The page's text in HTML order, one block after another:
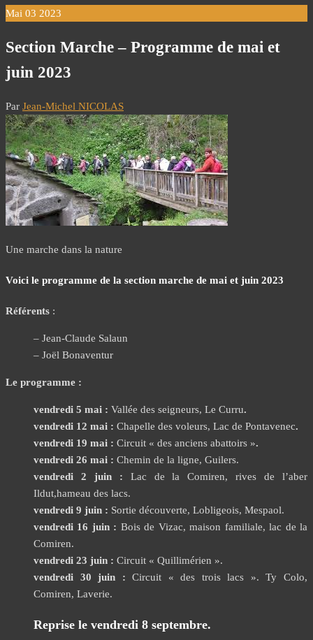
Mai 03 2023
Section Marche – Programme de mai et
juin 2023
Par Jean-Michel NICOLAS
Une marche dans la nature
Voici le programme de la section marche de mai et juin 2023
Référents :
– Jean-Claude Salaun
– Joël Bonaventur
Le programme :
vendredi 5 mai : Vallée des seigneurs, Le Curru.
vendredi 12 mai : Chapelle des voleurs, Lac de Pontavenec.
vendredi 19 mai : Circuit « des anciens abattoirs ».
vendredi 26 mai : Chemin de la ligne, Guilers.
vendredi 2 juin : Lac de la Comiren, rives de l’aber
Ildut,hameau des lacs.
vendredi 9 juin : Sortie découverte, Lobligeois, Mespaol.
vendredi 16 juin : Bois de Vizac, maison familiale, lac de la
Comiren.
vendredi 23 juin : Circuit « Quillimérien ».
vendredi 30 juin :Circuit « des trois lacs ». Ty Colo,
Comiren, Laverie.
Reprise le vendredi 8 septembre.